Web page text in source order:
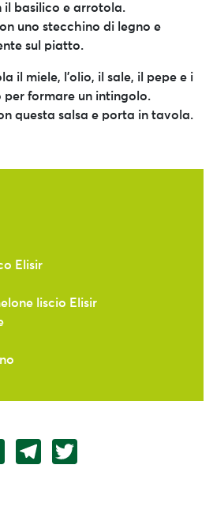
il basilico e arrotola.
uno stecchino di legno e
sul piatto.
il miele, l’olio, il sale, il pepe e i
formare un intingolo.
questa salsa e porta in tavola.
Elisir
liscio Elisir
LinkedInTelegram